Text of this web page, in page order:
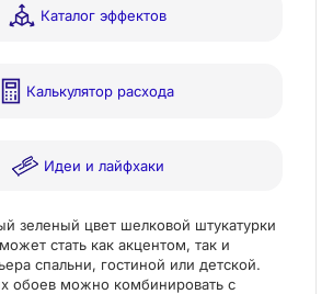
Каталог эффектов
Калькулятор расхода
Идеи и лайфхаки
зеленый цвет шелковой штукатурки
стать как акцентом, так и
спальни, гостиной или детской.
обоев можно комбинировать с